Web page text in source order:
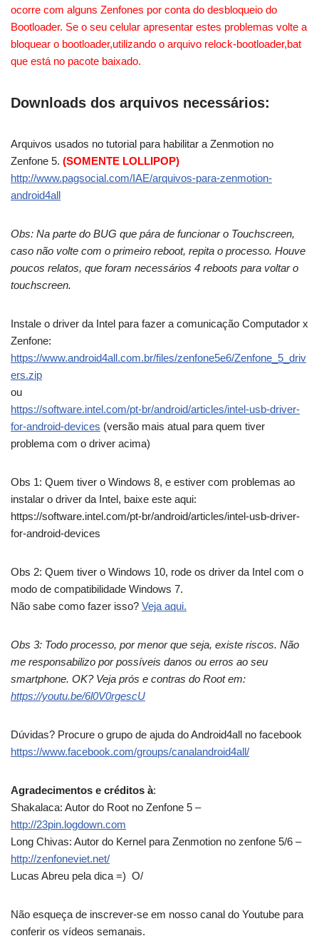
ocorre com alguns Zenfones por conta do desbloqueio do
Bootloader. Se o seu celular apresentar estes problemas volte a
bloquear o bootloader,utilizando o arquivo relock-bootloader,bat
que está no pacote baixado.
Downloads dos arquivos necessários:
Arquivos usados no tutorial para habilitar a Zenmotion no
Zenfone 5. (SOMENTE LOLLIPOP)
http://www.pagsocial.com/IAE/arquivos-para-zenmotion-
android4all
Obs: Na parte do BUG que pára de funcionar o Touchscreen,
caso não volte com o primeiro reboot, repita o processo. Houve
poucos relatos, que foram necessários 4 reboots para voltar o
touchscreen.
Instale o driver da Intel para fazer a comunicação Computador x
Zenfone:
https://www.android4all.com.br/files/zenfone5e6/Zenfone_5_driv
ers.zip
ou
https://software.intel.com/pt-br/android/articles/intel-usb-driver-
for-android-devices (versão mais atual para quem tiver
problema com o driver acima)
Obs 1: Quem tiver o Windows 8, e estiver com problemas ao
instalar o driver da Intel, baixe este aqui:
https://software.intel.com/pt-br/android/articles/intel-usb-driver-
for-android-devices
Obs 2: Quem tiver o Windows 10, rode os driver da Intel com o
modo de compatibilidade Windows 7.
Não sabe como fazer isso? Veja aqui.
Obs 3: Todo processo, por menor que seja, existe riscos. Não
me responsabilizo por possíveis danos ou erros ao seu
smartphone. OK? Veja prós e contras do Root em:
https://youtu.be/6l0V0rgescU
Dúvidas? Procure o grupo de ajuda do Android4all no facebook
https://www.facebook.com/groups/canalandroid4all/
Agradecimentos e créditos à:
Shakalaca: Autor do Root no Zenfone 5 –
http://23pin.logdown.com
Long Chivas: Autor do Kernel para Zenmotion no zenfone 5/6 –
http://zenfoneviet.net/
Lucas Abreu pela dica =) O/
Não esqueça de inscrever-se em nosso canal do Youtube para
conferir os vídeos semanais.